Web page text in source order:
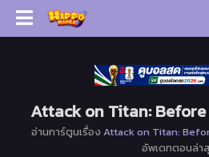
Attack on Titan:
อ่านการ์ตูนเรื่อง Attack on Titan:
อัพเดทตอนล่า